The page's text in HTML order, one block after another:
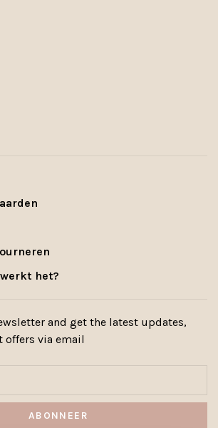
werkt het?
and get the latest updates,
offers via email
ABONNEER